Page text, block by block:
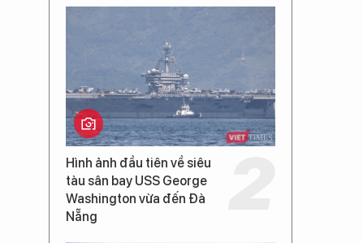
Hình ảnh đầu tiên về siêu
tàu sân bay USS George
Washington vừa đến Đà
Nẵng